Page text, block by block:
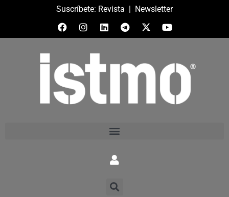
Suscríbete: Revista | Newsletter